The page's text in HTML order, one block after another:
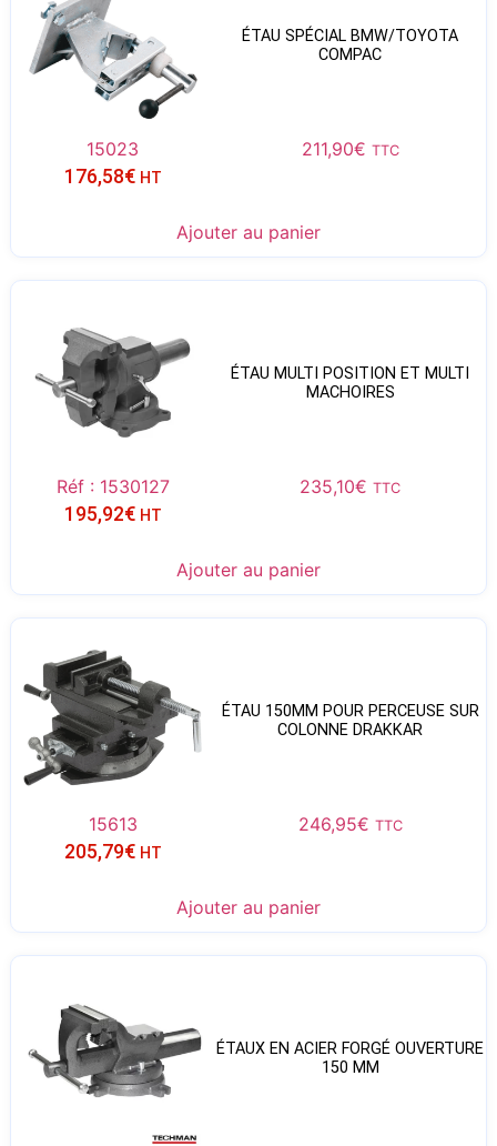
ÉTAU SPÉCIAL BMW/TOYOTA
COMPAC
15023 211,90€ TTC
176,58€ HT
Ajouter au panier
ÉTAU MULTI POSITION ET MULTI
MACHOIRES
Réf : 1530127 235,10€ TTC
195,92€ HT
Ajouter au panier
ÉTAU 150MM POUR PERCEUSE SUR
COLONNE DRAKKAR
15613 246,95€ TTC
205,79€ HT
Ajouter au panier
ÉTAUX EN ACIER FORGÉ OUVERTURE
150 MM